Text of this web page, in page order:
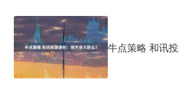
牛点策略 和讯